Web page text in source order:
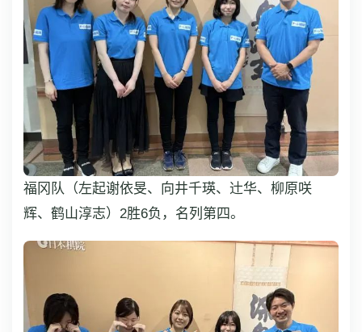
福冈队（左起谢依旻、向井千瑛、辻华、柳原咲
辉、鹤山淳志）2胜6负，名列第四。